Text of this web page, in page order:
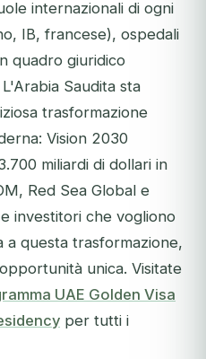
internazionali di ogni
IB, francese), ospedali
quadro giuridico
Saudita sta
trasformazione
Vision 2030
miliardi di dollari in
Red Sea Global e
investitori che vogliono
a questa trasformazione,
unica. Visitate
UAE Golden Visa
per tutti i